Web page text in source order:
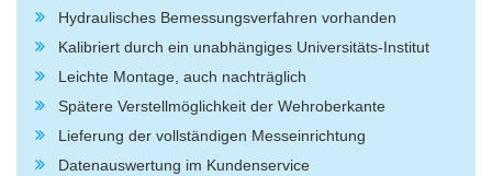
Hydraulisches Bemessungsverfahren vorhanden
Kalibriert durch ein unabhängiges Universitäts-Institut
Leichte Montage, auch nachträglich
Spätere Verstellmöglichkeit der Wehroberkante
Lieferung der vollständigen Messeinrichtung
Datenauswertung im Kundenservice